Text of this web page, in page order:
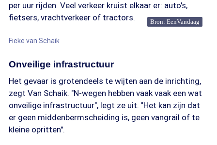
per uur rijden. Veel verkeer kruist elkaar er: auto's,
fietsers, vrachtverkeer of tractors.
Bron: EenVandaag
Fieke van Schaik
Onveilige infrastructuur
Het gevaar is grotendeels te wijten aan de inrichting,
zegt Van Schaik. "N-wegen hebben vaak vaak een wat
onveilige infrastructuur", legt ze uit. "Het kan zijn dat
er geen middenbermscheiding is, geen vangrail of te
kleine opritten".